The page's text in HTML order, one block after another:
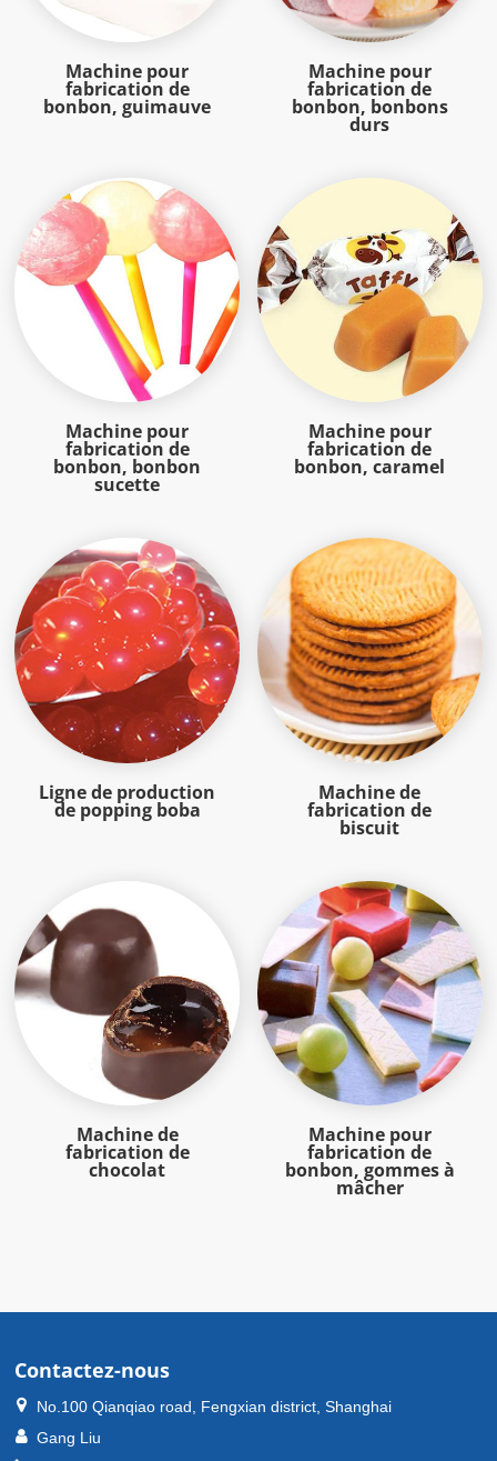
Machine pour
fabrication de
bonbon, guimauve
Machine pour
fabrication de
bonbon, bonbons
durs
Machine pour
fabrication de
bonbon, bonbon
sucette
Machine pour
fabrication de
bonbon, caramel
Ligne de production
de popping boba
Machine de
fabrication de
biscuit
Machine de
fabrication de
chocolat
Machine pour
fabrication de
bonbon, gommes à
mâcher
Contactez-nous
No.100 Qianqiao road, Fengxian district, Shanghai
Gang Liu